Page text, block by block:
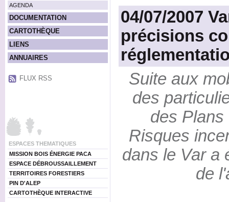
AGENDA
DOCUMENTATION
CARTOTHÈQUE
LIENS
ANNUAIRES
FLUX RSS
ESPACES THEMATIQUES
MISSION BOIS ÉNERGIE PACA
ESPACE DÉBROUSSAILLEMENT
TERRITOIRES FORESTIERS
PIN D'ALEP
CARTOTHÈQUE INTERACTIVE
04/07/2007
précisions
Suite aux
des
des Plans
Risques
dans le Var a
de